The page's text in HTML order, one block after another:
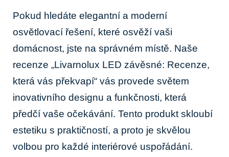
Pokud hledáte elegantní a moderní⁣
osvětlovací řešení,⁢ které osvěží vaši
domácnost, jste na správném⁤ místě. Naše
recenze „Livarnolux LED závěsné: Recenze,
⁤která⁢ vás překvapí“ vás provede světem
inovativního⁢ designu a funkčnosti,​ která
předčí⁣ vaše očekávání. ⁣Tento produkt‌ skloubí
estetiku s praktičností, a proto je skvělou
volbou pro‍ každé⁣ interiérové ⁢uspořádání.